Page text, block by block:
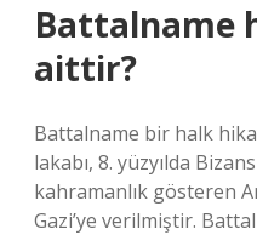
Battalname
aittir?
Battalname bir halk
lakabı, 8. yüzyılda
kahramanlık gösteren
Gazi’ye verilmiştir.